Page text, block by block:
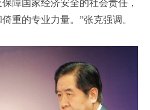
障国家经济安全的社会责任，
重的专业力量。”张克强调。